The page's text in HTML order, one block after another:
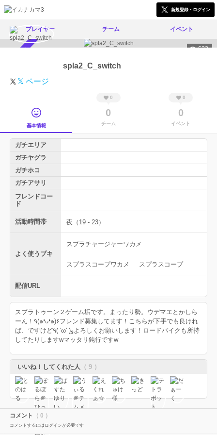
新規登録・ログイン
プレイヤー チーム イベント
622
spla2_C_switch
𝕏 ページ
基本情報
0
0
チーム
0
0
イベント
ガチエリア
ガチヤグラ
ガチホコ
ガチアサリ
フレンドコー
ド
活動時間帯 夜（19 - 23）
よく使うブキ
スプラチャージャーワカメ
スプラスコープワカメ スプラスコープ
配信URL
スプラトゥーン２ゲーム垢です。まったり勢。ウデマエとかしら
ーん！٩(๑❛ᴗ❛๑)۶フレンド募集してます！こちらが下手でも良けれ
ば、ですけど٩( 'ω' )وよろしくお願いします！ロードバイクも所持
してたりしますwマッタリ鈍行ですw
いいね！してくれた人 （ 9 ）
コメント （ 0 ）
コメントするにはログインが必要です